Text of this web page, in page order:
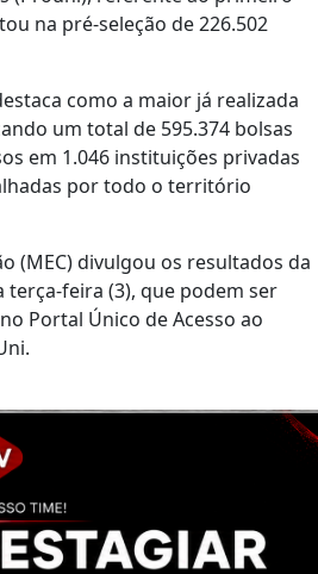
na pré-seleção de 226.502
como a maior já realizada
um total de 595.374 bolsas
em 1.046 instituições privadas
por todo o território
(MEC) divulgou os resultados da
feira (3), que podem ser
Portal Único de Acesso ao